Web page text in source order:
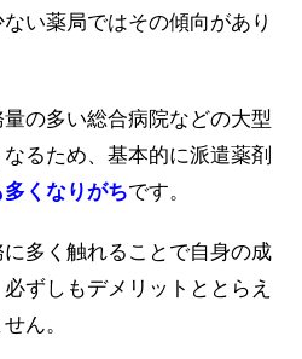
い薬局ではその傾向があり
の多い総合病院などの大型
るため、基本的に派遣薬剤
くなりがちです。
多く触れることで自身の成
ずしもデメリットととらえ
ん。